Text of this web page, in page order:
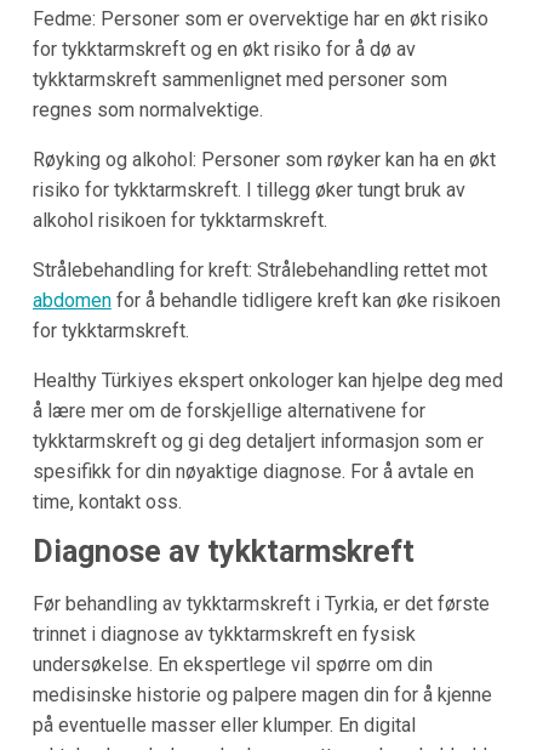
Fedme: Personer som er overvektige har en økt risiko
for tykktarmskreft og en økt risiko for å dø av
tykktarmskreft sammenlignet med personer som
regnes som normalvektige.
Røyking og alkohol: Personer som røyker kan ha en økt
risiko for tykktarmskreft. I tillegg øker tungt bruk av
alkohol risikoen for tykktarmskreft.
Strålebehandling for kreft: Strålebehandling rettet mot
abdomenfor å behandle tidligere kreft kan øke risikoen
for tykktarmskreft.
Healthy Türkiyes ekspert onkologer kan hjelpe deg med
å lære mer om de forskjellige alternativene for
tykktarmskreft og gi deg detaljert informasjon som er
spesifikk for din nøyaktige diagnose. For å avtale en
time, kontakt oss.
Diagnose av tykktarmskreft
Før behandling av tykktarmskreft i Tyrkia, er det første
trinnet i diagnose av tykktarmskreft en fysisk
undersøkelse. En ekspertlege vil spørre om din
medisinske historie og palpere magen din for å kjenne
på eventuelle masser eller klumper. En digital